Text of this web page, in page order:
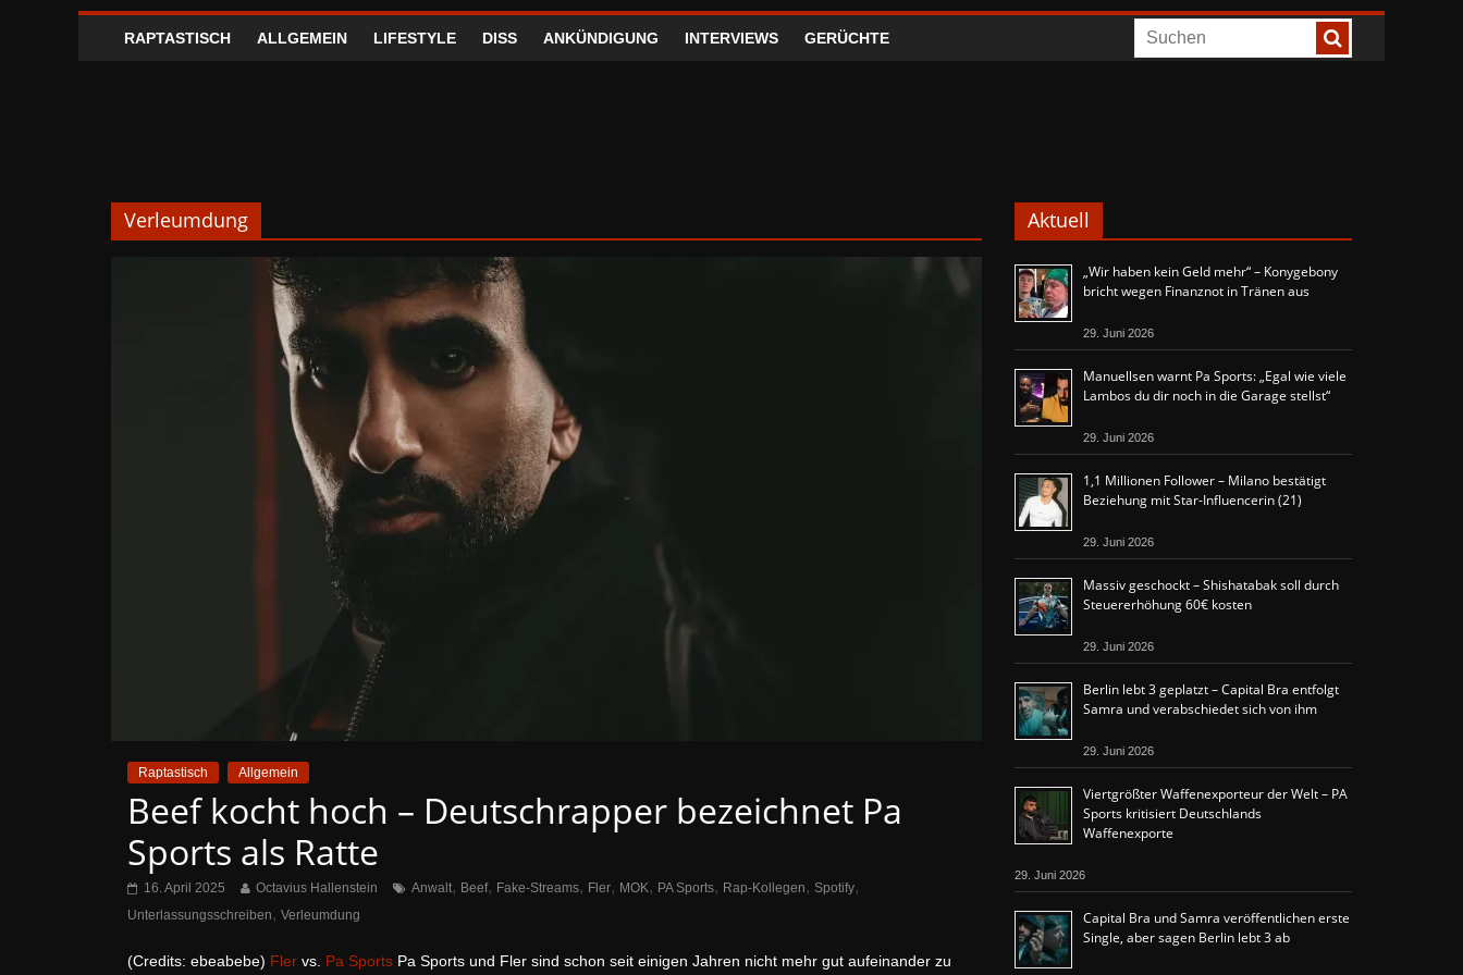
RAPTASTISCH ALLGEMEIN LIFESTYLE DISS ANKÜNDIGUNG INTERVIEWS GERÜCHTE
Verleumdung
Raptastisch Allgemein
Beef kocht hoch – Deutschrapper bezeichnet Pa
Sports als Ratte
16. April 2025 Octavius Hallenstein Anwalt, Beef, Fake-Streams, Fler, MOK, PA Sports, Rap-Kollegen, Spotify,
Unterlassungsschreiben, Verleumdung
(Credits: ebeabebe) Fler vs. Pa Sports Pa Sports und Fler sind schon seit einigen Jahren nicht mehr gut aufeinander zu
Aktuell
„Wir haben kein Geld mehr“ – Konygebony
bricht wegen Finanznot in Tränen aus
29. Juni 2026
Manuellsen warnt Pa Sports: „Egal wie viele
Lambos du dir noch in die Garage stellst“
29. Juni 2026
1,1 Millionen Follower – Milano bestätigt
Beziehung mit Star-Influencerin (21)
29. Juni 2026
Massiv geschockt – Shishatabak soll durch
Steuererhöhung 60€ kosten
29. Juni 2026
Berlin lebt 3 geplatzt – Capital Bra entfolgt
Samra und verabschiedet sich von ihm
29. Juni 2026
Viertgrößter Waffenexporteur der Welt – PA
Sports kritisiert Deutschlands
Waffenexporte
29. Juni 2026
Capital Bra und Samra veröffentlichen erste
Single, aber sagen Berlin lebt 3 ab